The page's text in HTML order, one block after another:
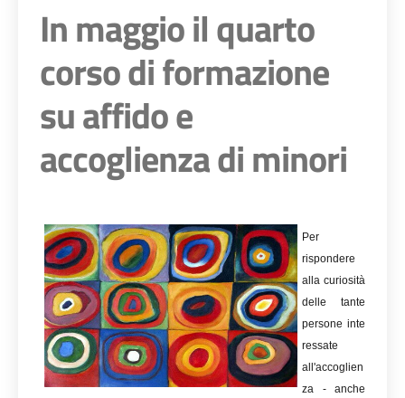
In maggio il quarto
corso di formazione
su affido e
accoglienza di minori
Per
rispondere
alla curiosità
delle tante
persone inte
ressate
all'accoglien
za - anche